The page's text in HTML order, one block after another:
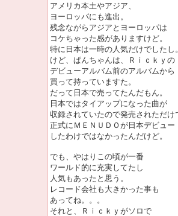
アメリカ本土やアジア、
ヨーロッパにも進出。
残念ながらアジアとヨーロッパは
コケちゃった感がありますけど。
特に日本は一時の人気だけでしたし
けど、ぱんちゃんは、Ｒｉｃｋｙの
デビューアルバム前のアルバムから
買って持っていますた。
だって日本で売ってたんだもん。
日本ではタイアップになった曲が
収録されていたので発売されただけ
正式にＭＥＮＵＤＯが日本デビュー
したわけではなかったんだけど。
でも、やはりこの頃が一番
ワールド的に充実してたし
人気もあったと思う。
レコード会社も大きかった事も
あってね。。。
それと、Ｒｉｃｋｙがソロで